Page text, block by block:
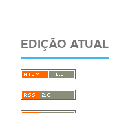
EDIÇÃO ATUAL